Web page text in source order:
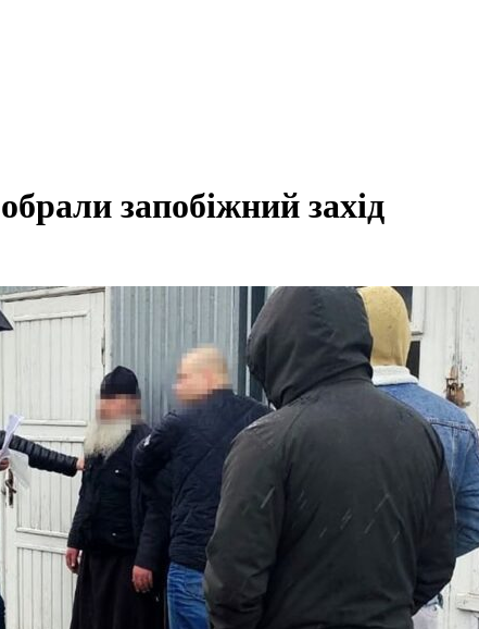
запобіжний захід